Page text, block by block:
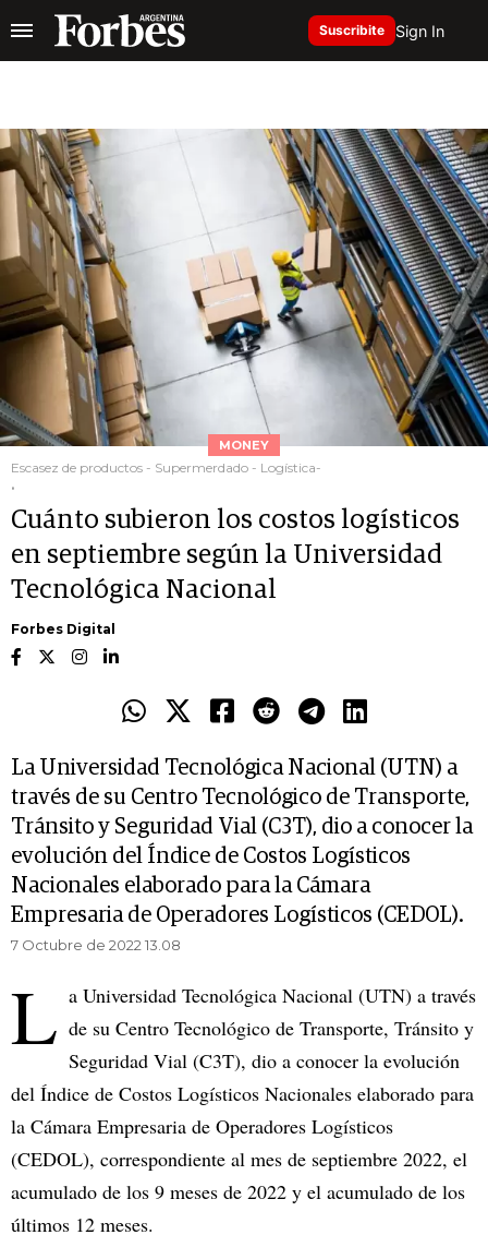
Suscribite Sign In
MONEY
Escasez de productos - Supermerdado - Logística-
.
Cuánto subieron los costos logísticos
en septiembre según la Universidad
Tecnológica Nacional
Forbes Digital
La Universidad Tecnológica Nacional (UTN) a
través de su Centro Tecnológico de Transporte,
Tránsito y Seguridad Vial (C3T), dio a conocer la
evolución del Índice de Costos Logísticos
Nacionales elaborado para la Cámara
Empresaria de Operadores Logísticos (CEDOL).
7 Octubre de 2022 13.08
L a Universidad Tecnológica Nacional (UTN) a través
de su Centro Tecnológico de Transporte, Tránsito y
Seguridad Vial (C3T), dio a conocer la evolución
del Índice de Costos Logísticos Nacionales elaborado para
la Cámara Empresaria de Operadores Logísticos
(CEDOL), correspondiente al mes de septiembre 2022, el
acumulado de los 9 meses de 2022 y el acumulado de los
últimos 12 meses.